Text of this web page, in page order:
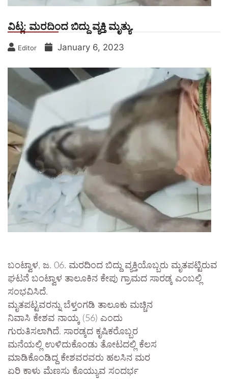
ವಿಟ್ಲ: ಮರದಿಂದ ಬಿದ್ದು ವ್ಯಕ್ತಿ ಮೃತ್ಯು.
Editor January 6, 2023
ಬಂಟ್ವಾಳ, ಜ. 06. ಮರದಿಂದ ಬಿದ್ದು ವ್ಯಕ್ತಿಯೊಬ್ಬರು ಮೃತಪಟ್ಟಿರುವ
ಘಟನೆ ಬಂಟ್ವಾಳ ತಾಲೂಕಿನ ಕೇಪು ಗ್ರಾಮದ ಸಾರಡ್ಕ ಎಂಬಲ್ಲಿ
ಸಂಭವಿಸಿದೆ.
ಮೃತಪಟ್ಟವರನ್ನು ಬೆಳ್ತಂಗಡಿ ತಾಲೂಕು ಮಚ್ಚಿನ
ನಿವಾಸಿ ಕೇಶವ ನಾಯ್ಕ (56) ಎಂದು
ಗುರುತಿಸಲಾಗಿದೆ. ಸಾರಡ್ಕದ ಕೃಷಿಕರೊಬ್ಬರ
ಮನೆಯಲ್ಲಿ ಉಳಿದುಕೊಂಡು ತೋಟದಲ್ಲಿ ಕೆಲಸ
ಮಾಡಿಕೊಂಡಿದ್ದ ಕೇಶವರವರು ಹಲಸಿನ ಮರ
ಏರಿ ಕಾಳು ಮೆಣಸು ಕೊಯ್ಯುವ ಸಂದರ್ಭ